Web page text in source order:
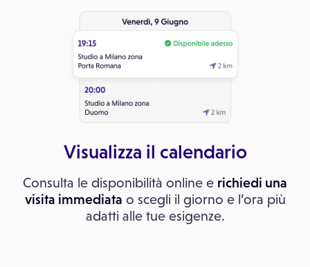
Visualizza il calendario
Consulta le disponibilità online e richiedi una
visita immediata o scegli il giorno e l’ora più
adatti alle tue esigenze.